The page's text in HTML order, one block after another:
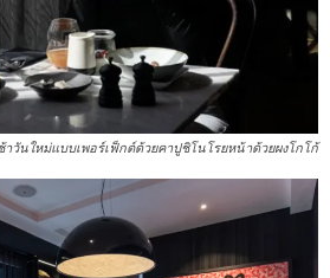
าวันใหม่แบบเพอร์เฟ็กต์ด้วยคาปูชิโนโรยหน้าด้วยผงโกโก้